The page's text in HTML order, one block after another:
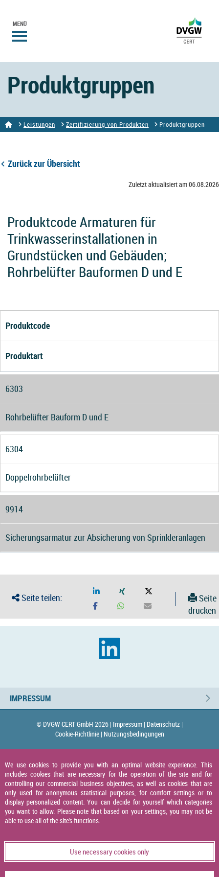
MENÜ
Produktgruppen
Leistungen Zertifizierung von Produkten Produktgruppen
Zurück zur Übersicht
Zuletzt aktualisiert am 06.08.2026
Produktcode Armaturen für
Trinkwasserinstallationen in
Grundstücken und Gebäuden;
Rohrbelüfter Bauformen D und E
Produktcode
Produktart
6303
Rohrbelüfter Bauform D und E
6304
Doppelrohrbelüfter
9914
Sicherungsarmatur zur Absicherung von Sprinkleranlagen
Seite teilen:
Seite
drucken
IMPRESSUM
© DVGW CERT GmbH 2026 | Impressum | Datenschutz |
Cookie-Richtlinie | Nutzungsbedingungen
We use cookies to provide you with an optimal website experience. This
includes cookies that are necessary for the operation of the site and for
controlling our commercial business objectives, as well as cookies that are
only used for anonymous statistical purposes, for comfort settings or to
display personalized content. You can decide for yourself which categories
you want to allow. Please note that based on your settings, you may not be
able to use all of the site's functions.
Use necessary cookies only